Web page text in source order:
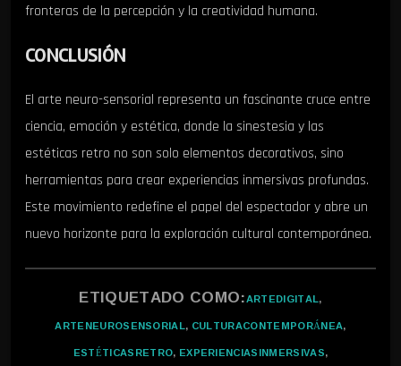
fronteras de la percepción y la creatividad humana.
CONCLUSIÓN
El arte neuro-sensorial representa un fascinante cruce entre
ciencia, emoción y estética, donde la sinestesia y las
estéticas retro no son solo elementos decorativos, sino
herramientas para crear experiencias inmersivas profundas.
Este movimiento redefine el papel del espectador y abre un
nuevo horizonte para la exploración cultural contemporánea.
ETIQUETADO COMO:ARTEDIGITAL,
ARTENEUROSENSORIAL, CULTURACONTEMPORÁNEA,
ESTÉTICASRETRO, EXPERIENCIASINMERSIVAS,